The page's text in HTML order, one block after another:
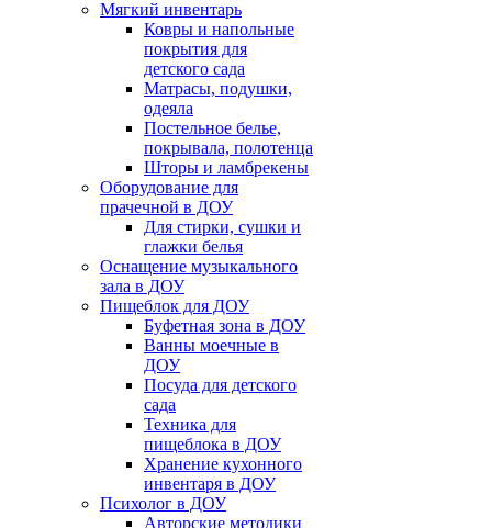
Мягкий инвентарь
Ковры и напольные
покрытия для
детского сада
Матрасы, подушки,
одеяла
Постельное белье,
покрывала, полотенца
Шторы и ламбрекены
Оборудование для
прачечной в ДОУ
Для стирки, сушки и
глажки белья
Оснащение музыкального
зала в ДОУ
Пищеблок для ДОУ
Буфетная зона в ДОУ
Ванны моечные в
ДОУ
Посуда для детского
сада
Техника для
пищеблока в ДОУ
Хранение кухонного
инвентаря в ДОУ
Психолог в ДОУ
Авторские методики